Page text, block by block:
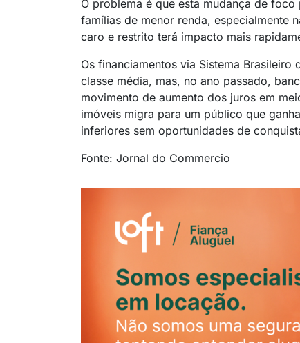
O problema é que esta mudança de
famílias de menor renda, especialmente
caro e restrito terá impacto mais
Os financiamentos via Sistema Brasileiro
classe média, mas, no ano passado,
movimento de aumento dos juros em
imóveis migra para um público que
inferiores sem oportunidades de
Fonte: Jornal do Commercio